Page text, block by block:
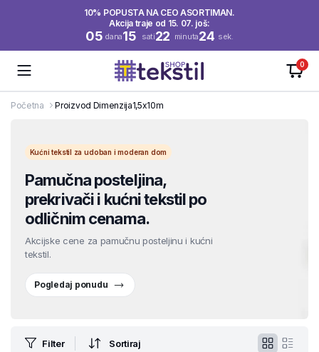
10% POPUSTA NA CEO ASORTIMAN.
Akcija traje od 15. 07. još:
05 dana15 sati22 minuta24 sek.
0
Početna Proizvod Dimenzija1,5x10m
Kućni tekstil za udoban i moderan dom
Pamučna posteljina,
prekrivači i kućni tekstil po
odličnim cenama.
Akcijske cene za pamučnu posteljinu i kućni
tekstil.
Pogledaj ponudu
Filter Sortiraj